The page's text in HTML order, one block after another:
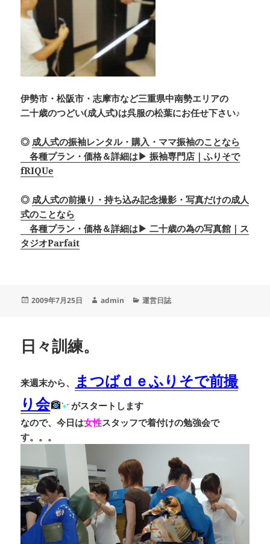
伊勢市・松阪市・志摩市など三重県中南勢エリアの
二十歳のつどい(成人式)は呉服の松葉にお任せ下さい♪
◎ 成人式の振袖レンタル・購入・ママ振袖のことなら
各種プラン・価格＆詳細は▶ 振袖専門店｜ふりそで
fRIQUe
◎ 成人式の前撮り・持ち込み記念撮影・写真だけの成人
式のことなら
各種プラン・価格＆詳細は▶ 二十歳の為の写真館｜ス
タジオParfait
投
2009年7月25日
作
admin
カ
運営日誌
日々訓練。
来週末から、
まつばｄｅふりそで前撮
り会
がスタートします
なので、今日は女性スタッフで着付けの勉強会で
す。。。